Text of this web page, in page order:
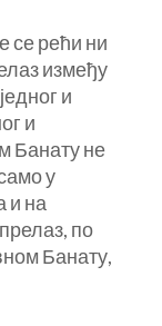
се рећи ни
између
и
и
Банату не
у
и на
по
Банату,